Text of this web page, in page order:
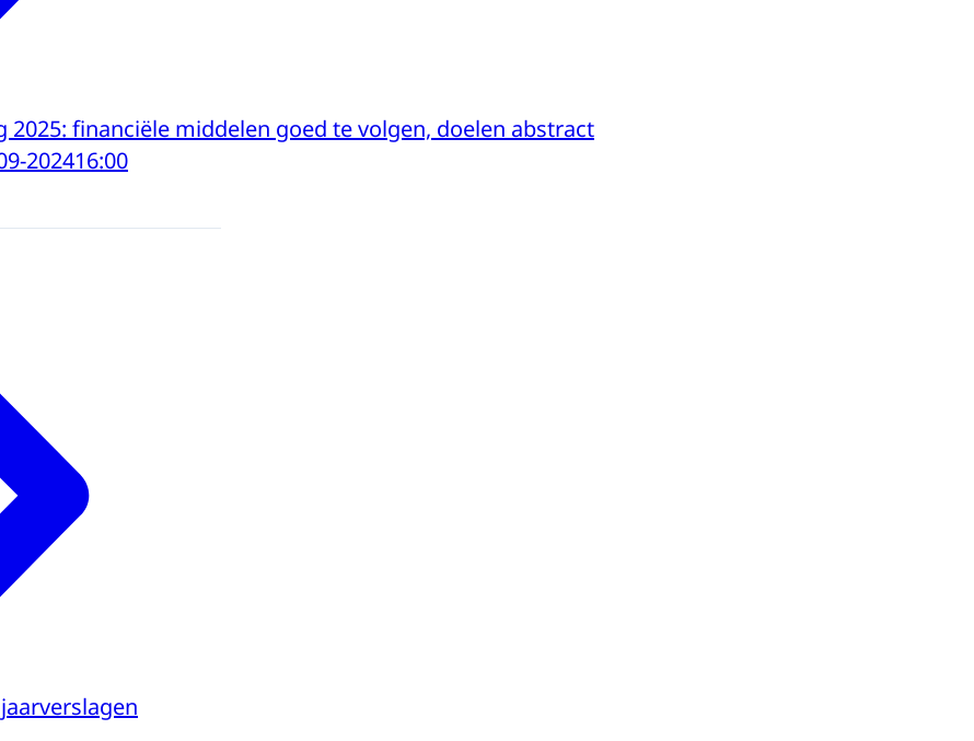
financiële middelen goed te volgen, doelen abstract
202416:00